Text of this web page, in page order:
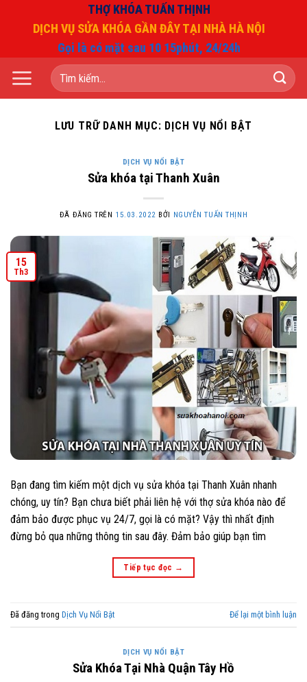
dung
THỢ KHÓA TUẤN THỊNH
DỊCH VỤ SỬA KHÓA GẦN ĐÂY TẠI NHÀ HÀ NỘI
Gọi là có mặt sau 10 15phút, 24/24h
Tìm
kiếm:
LƯU TRỮ DANH MỤC: DỊCH VỤ NỔI BẬT
DỊCH VỤ NỔI BẬT
Sửa khóa tại Thanh Xuân
ĐÃ ĐĂNG TRÊN 15.03.2022 BỞI NGUYỄN TUẤN THỊNH
15
Th3
Bạn đang tìm kiếm một dịch vụ sửa khóa tại Thanh Xuân nhanh
chóng, uy tín? Bạn chưa biết phải liên hệ với thợ sửa khóa nào để
đảm bảo được phục vụ 24/7, gọi là có mặt? Vậy thì nhất định
đừng bỏ qua những thông tin sau đây. Đảm bảo giúp bạn tìm
Tiếp tục đọc →
Đã đăng trong Dịch Vụ Nổi Bật Để lại một bình luận
DỊCH VỤ NỔI BẬT
Sửa Khóa Tại Nhà Quận Tây Hồ